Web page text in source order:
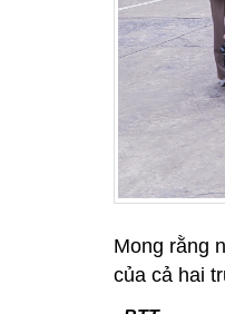
Mong rằng
của cả hai